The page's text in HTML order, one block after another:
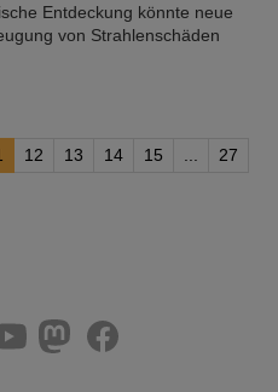
Entdeckung könnte neue
von Strahlenschäden
12 13 14 15
27